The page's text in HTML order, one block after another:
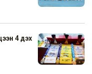
4 дэх